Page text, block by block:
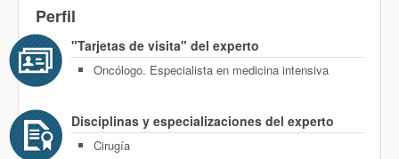
Perfil
"Tarjetas de visita" del experto
Oncólogo. Especialista en medicina intensiva
Disciplinas y especializaciones del experto
Cirugía